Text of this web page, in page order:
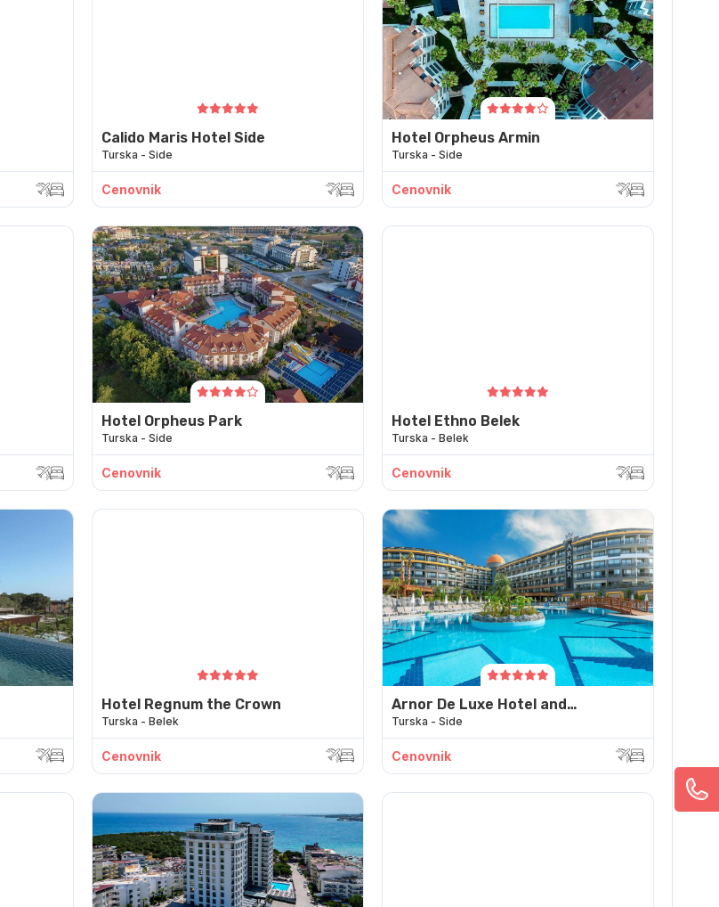
Calido Maris Hotel Side
Turska - Side
Cenovnik
Hotel Orpheus Armin
Turska - Side
Cenovnik
Hotel Orpheus Park
Turska - Side
Cenovnik
Hotel Ethno Belek
Turska - Belek
Cenovnik
Hotel Regnum the Crown
Turska - Belek
Cenovnik
Arnor De Luxe Hotel and
Spa
Turska - Side
Cenovnik